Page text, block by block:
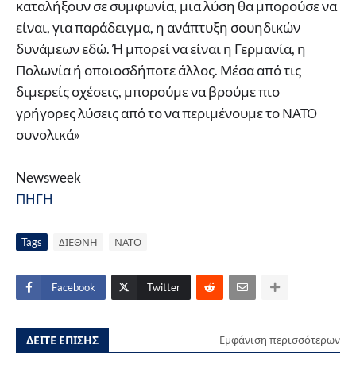
καταλήξουν σε συμφωνία, μια λύση θα μπορούσε να
είναι, για παράδειγμα, η ανάπτυξη σουηδικών
δυνάμεων εδώ. Ή μπορεί να είναι η Γερμανία, η
Πολωνία ή οποιοσδήποτε άλλος. Μέσα από τις
διμερείς σχέσεις, μπορούμε να βρούμε πιο
γρήγορες λύσεις από το να περιμένουμε το ΝΑΤΟ
συνολικά»
Newsweek
ΠΗΓΗ
Tags ΔΙΕΘΝΗ ΝΑΤΟ
Facebook Twitter
ΔΕΙΤΕ ΕΠΙΣΗΣ Εμφάνιση περισσότερων